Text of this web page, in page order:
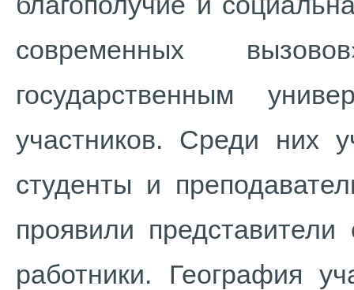
современных
государственным
участников. Среди них
студенты и
проявили
работники. География